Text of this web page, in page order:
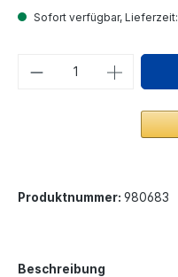
Sofort verfügbar,
Produkt
Produktnummer: 980683
Beschreibung